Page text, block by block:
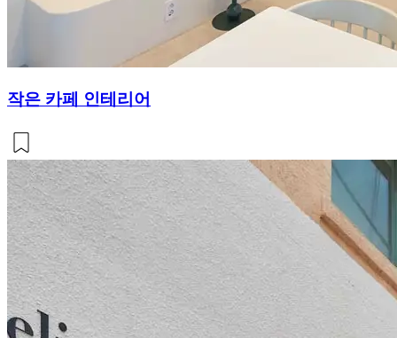
작은 카페 인테리어